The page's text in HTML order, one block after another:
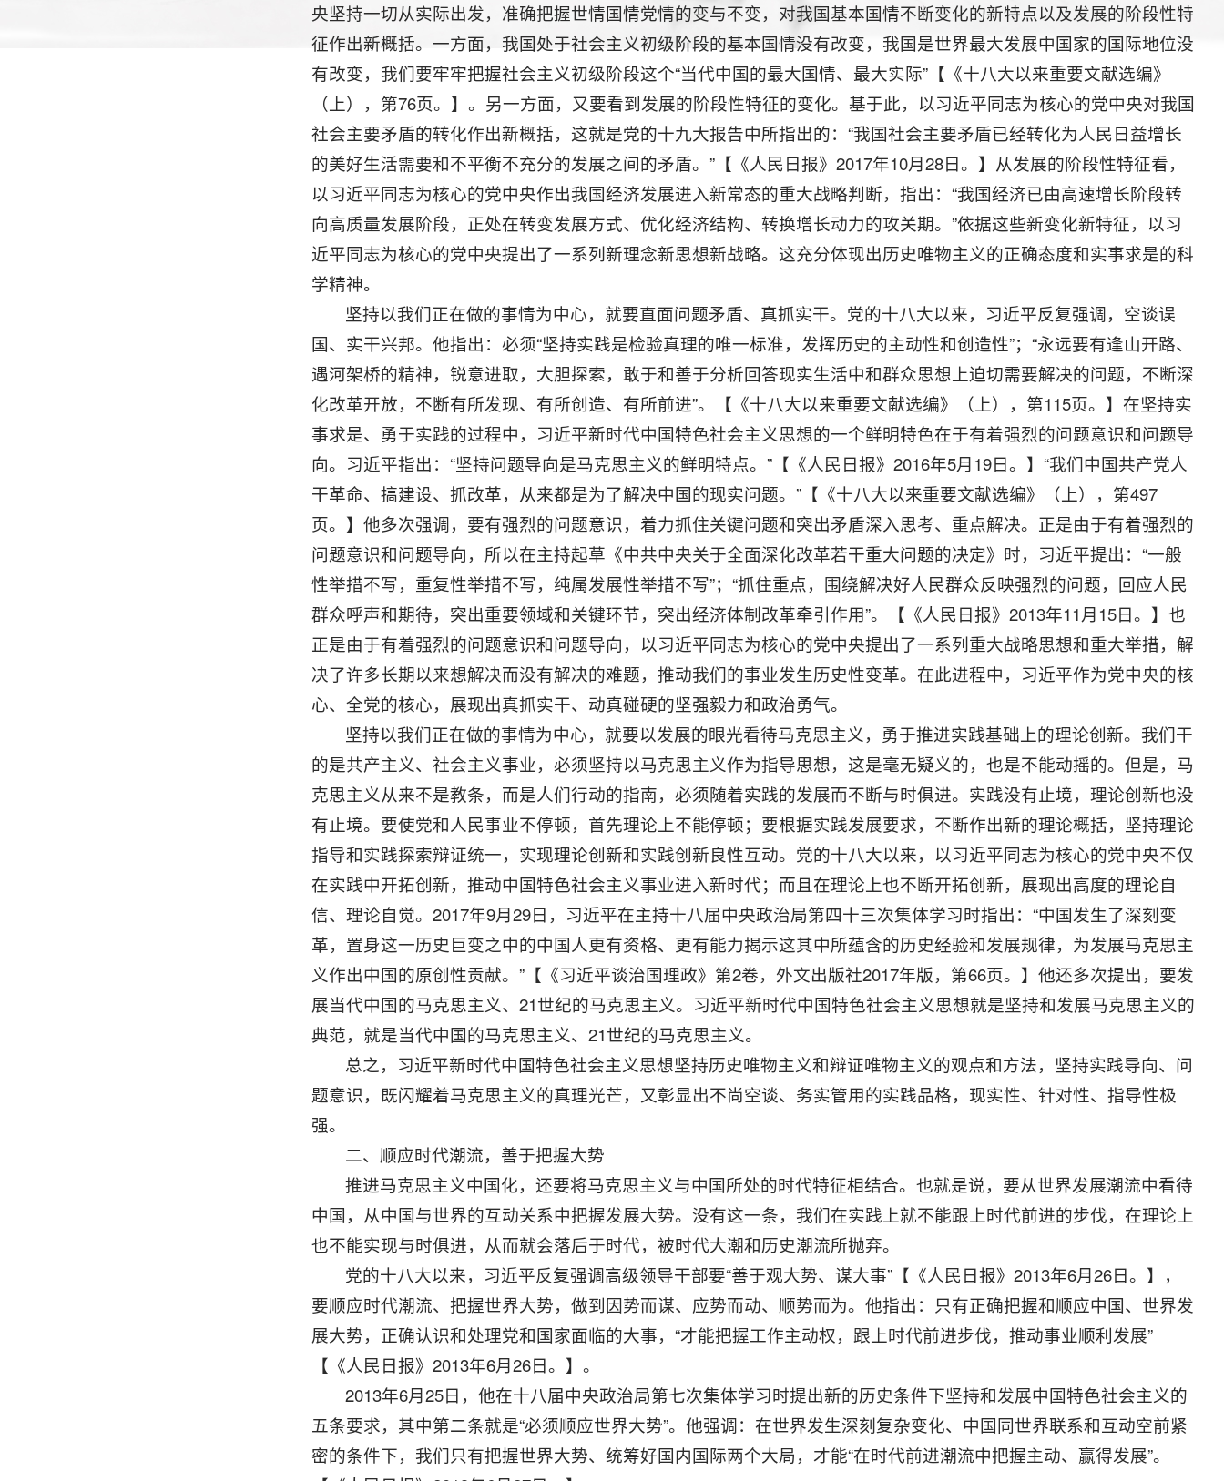
央坚持一切从实际出发，准确把握世情国情党情的变与不变，对我国基本国情不断变化的新特点以及发展的阶段性特
征作出新概括。一方面，我国处于社会主义初级阶段的基本国情没有改变，我国是世界最大发展中国家的国际地位没
有改变，我们要牢牢把握社会主义初级阶段这个“当代中国的最大国情、最大实际”【《十八大以来重要文献选编》
（上），第76页。】。另一方面，又要看到发展的阶段性特征的变化。基于此，以习近平同志为核心的党中央对我国
社会主要矛盾的转化作出新概括，这就是党的十九大报告中所指出的：“我国社会主要矛盾已经转化为人民日益增长
的美好生活需要和不平衡不充分的发展之间的矛盾。”【《人民日报》2017年10月28日。】从发展的阶段性特征看，
以习近平同志为核心的党中央作出我国经济发展进入新常态的重大战略判断，指出：“我国经济已由高速增长阶段转
向高质量发展阶段，正处在转变发展方式、优化经济结构、转换增长动力的攻关期。”依据这些新变化新特征，以习
近平同志为核心的党中央提出了一系列新理念新思想新战略。这充分体现出历史唯物主义的正确态度和实事求是的科
学精神。
坚持以我们正在做的事情为中心，就要直面问题矛盾、真抓实干。党的十八大以来，习近平反复强调，空谈误
国、实干兴邦。他指出：必须“坚持实践是检验真理的唯一标准，发挥历史的主动性和创造性”；“永远要有逢山开路、
遇河架桥的精神，锐意进取，大胆探索，敢于和善于分析回答现实生活中和群众思想上迫切需要解决的问题，不断深
化改革开放，不断有所发现、有所创造、有所前进”。【《十八大以来重要文献选编》（上），第115页。】在坚持实
事求是、勇于实践的过程中，习近平新时代中国特色社会主义思想的一个鲜明特色在于有着强烈的问题意识和问题导
向。习近平指出：“坚持问题导向是马克思主义的鲜明特点。”【《人民日报》2016年5月19日。】“我们中国共产党人
干革命、搞建设、抓改革，从来都是为了解决中国的现实问题。”【《十八大以来重要文献选编》（上），第497
页。】他多次强调，要有强烈的问题意识，着力抓住关键问题和突出矛盾深入思考、重点解决。正是由于有着强烈的
问题意识和问题导向，所以在主持起草《中共中央关于全面深化改革若干重大问题的决定》时，习近平提出：“一般
性举措不写，重复性举措不写，纯属发展性举措不写”；“抓住重点，围绕解决好人民群众反映强烈的问题，回应人民
群众呼声和期待，突出重要领域和关键环节，突出经济体制改革牵引作用”。【《人民日报》2013年11月15日。】也
正是由于有着强烈的问题意识和问题导向，以习近平同志为核心的党中央提出了一系列重大战略思想和重大举措，解
决了许多长期以来想解决而没有解决的难题，推动我们的事业发生历史性变革。在此进程中，习近平作为党中央的核
心、全党的核心，展现出真抓实干、动真碰硬的坚强毅力和政治勇气。
坚持以我们正在做的事情为中心，就要以发展的眼光看待马克思主义，勇于推进实践基础上的理论创新。我们干
的是共产主义、社会主义事业，必须坚持以马克思主义作为指导思想，这是毫无疑义的，也是不能动摇的。但是，马
克思主义从来不是教条，而是人们行动的指南，必须随着实践的发展而不断与时俱进。实践没有止境，理论创新也没
有止境。要使党和人民事业不停顿，首先理论上不能停顿；要根据实践发展要求，不断作出新的理论概括，坚持理论
指导和实践探索辩证统一，实现理论创新和实践创新良性互动。党的十八大以来，以习近平同志为核心的党中央不仅
在实践中开拓创新，推动中国特色社会主义事业进入新时代；而且在理论上也不断开拓创新，展现出高度的理论自
信、理论自觉。2017年9月29日，习近平在主持十八届中央政治局第四十三次集体学习时指出：“中国发生了深刻变
革，置身这一历史巨变之中的中国人更有资格、更有能力揭示这其中所蕴含的历史经验和发展规律，为发展马克思主
义作出中国的原创性贡献。”【《习近平谈治国理政》第2卷，外文出版社2017年版，第66页。】他还多次提出，要发
展当代中国的马克思主义、21世纪的马克思主义。习近平新时代中国特色社会主义思想就是坚持和发展马克思主义的
典范，就是当代中国的马克思主义、21世纪的马克思主义。
总之，习近平新时代中国特色社会主义思想坚持历史唯物主义和辩证唯物主义的观点和方法，坚持实践导向、问
题意识，既闪耀着马克思主义的真理光芒，又彰显出不尚空谈、务实管用的实践品格，现实性、针对性、指导性极
强。
二、顺应时代潮流，善于把握大势
推进马克思主义中国化，还要将马克思主义与中国所处的时代特征相结合。也就是说，要从世界发展潮流中看待
中国，从中国与世界的互动关系中把握发展大势。没有这一条，我们在实践上就不能跟上时代前进的步伐，在理论上
也不能实现与时俱进，从而就会落后于时代，被时代大潮和历史潮流所抛弃。
党的十八大以来，习近平反复强调高级领导干部要“善于观大势、谋大事”【《人民日报》2013年6月26日。】，
要顺应时代潮流、把握世界大势，做到因势而谋、应势而动、顺势而为。他指出：只有正确把握和顺应中国、世界发
展大势，正确认识和处理党和国家面临的大事，“才能把握工作主动权，跟上时代前进步伐，推动事业顺利发展”
【《人民日报》2013年6月26日。】。
2013年6月25日，他在十八届中央政治局第七次集体学习时提出新的历史条件下坚持和发展中国特色社会主义的
五条要求，其中第二条就是“必须顺应世界大势”。他强调：在世界发生深刻复杂变化、中国同世界联系和互动空前紧
密的条件下，我们只有把握世界大势、统筹好国内国际两个大局，才能“在时代前进潮流中把握主动、赢得发展”。